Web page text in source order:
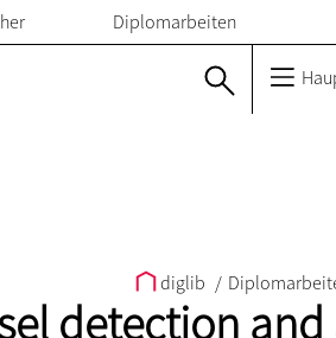
Diplomarbeiten
diglib /
detection